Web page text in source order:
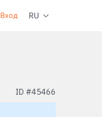
Вход RU
ID #45466